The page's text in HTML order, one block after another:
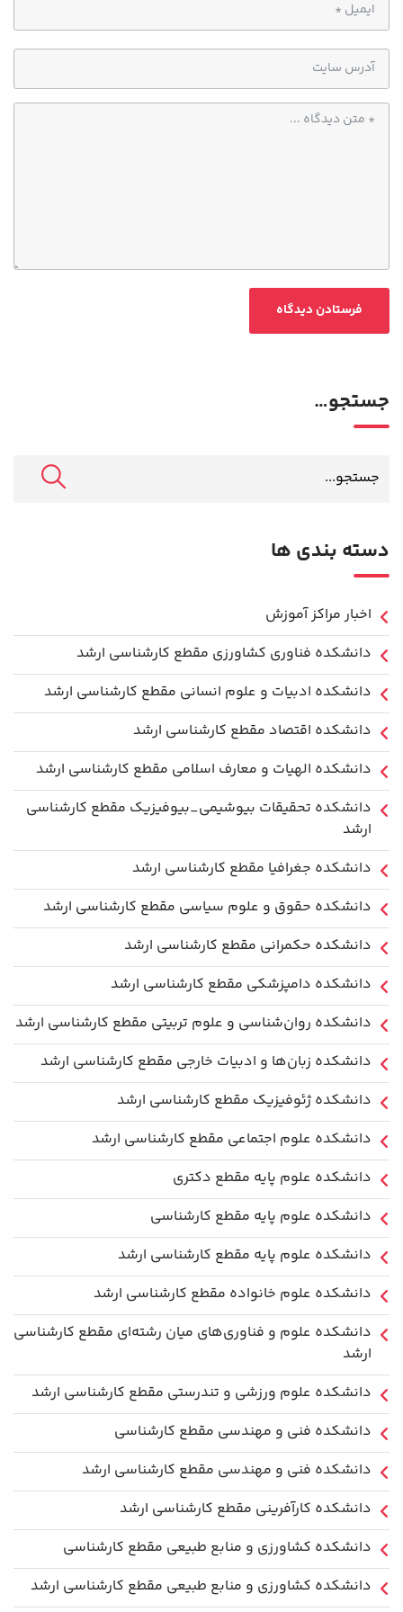
جستجو…
دسته بندی ها
اخبار مراکز آموزش
دانشكده فناوري كشاورزی مقطع کارشناسی ارشد
دانشکده ادبیات و علوم انسانی مقطع کارشناسی ارشد
دانشکده اقتصاد مقطع کارشناسی ارشد
دانشکده الهیات و معارف اسلامی مقطع کارشناسی ارشد
دانشکده تحقیقات بیوشیمی_بیوفیزیک مقطع کارشناسی
ارشد
دانشکده جغرافیا مقطع کارشناسی ارشد
دانشکده حقوق و علوم سیاسی مقطع کارشناسی ارشد
دانشکده حکمرانی مقطع کارشناسی ارشد
دانشکده دامپزشکی مقطع کارشناسی ارشد
دانشکده روان‌شناسی و علوم تربیتی مقطع کارشناسی ارشد
دانشکده زبان‌ها و ادبیات خارجی مقطع کارشناسی ارشد
دانشکده ژئوفیزیک مقطع کارشناسی ارشد
دانشکده علوم اجتماعی مقطع کارشناسی ارشد
دانشکده علوم پایه مقطع دکتری
دانشکده علوم پایه مقطع کارشناسی
دانشکده علوم پایه مقطع کارشناسی ارشد
دانشکده علوم خانواده مقطع کارشناسی ارشد
دانشکده علوم و فناوری‌های میان رشته‌ای مقطع کارشناسی
ارشد
دانشکده علوم ورزشی و تندرستی مقطع کارشناسی ارشد
دانشکده فنی و مهندسی مقطع کارشناسی
دانشکده فنی و مهندسی مقطع کارشناسی ارشد
دانشکده کارآفرینی مقطع کارشناسی ارشد
دانشکده کشاورزی و منابع طبیعی مقطع کارشناسی
دانشکده کشاورزی و منابع طبیعی مقطع کارشناسی ارشد